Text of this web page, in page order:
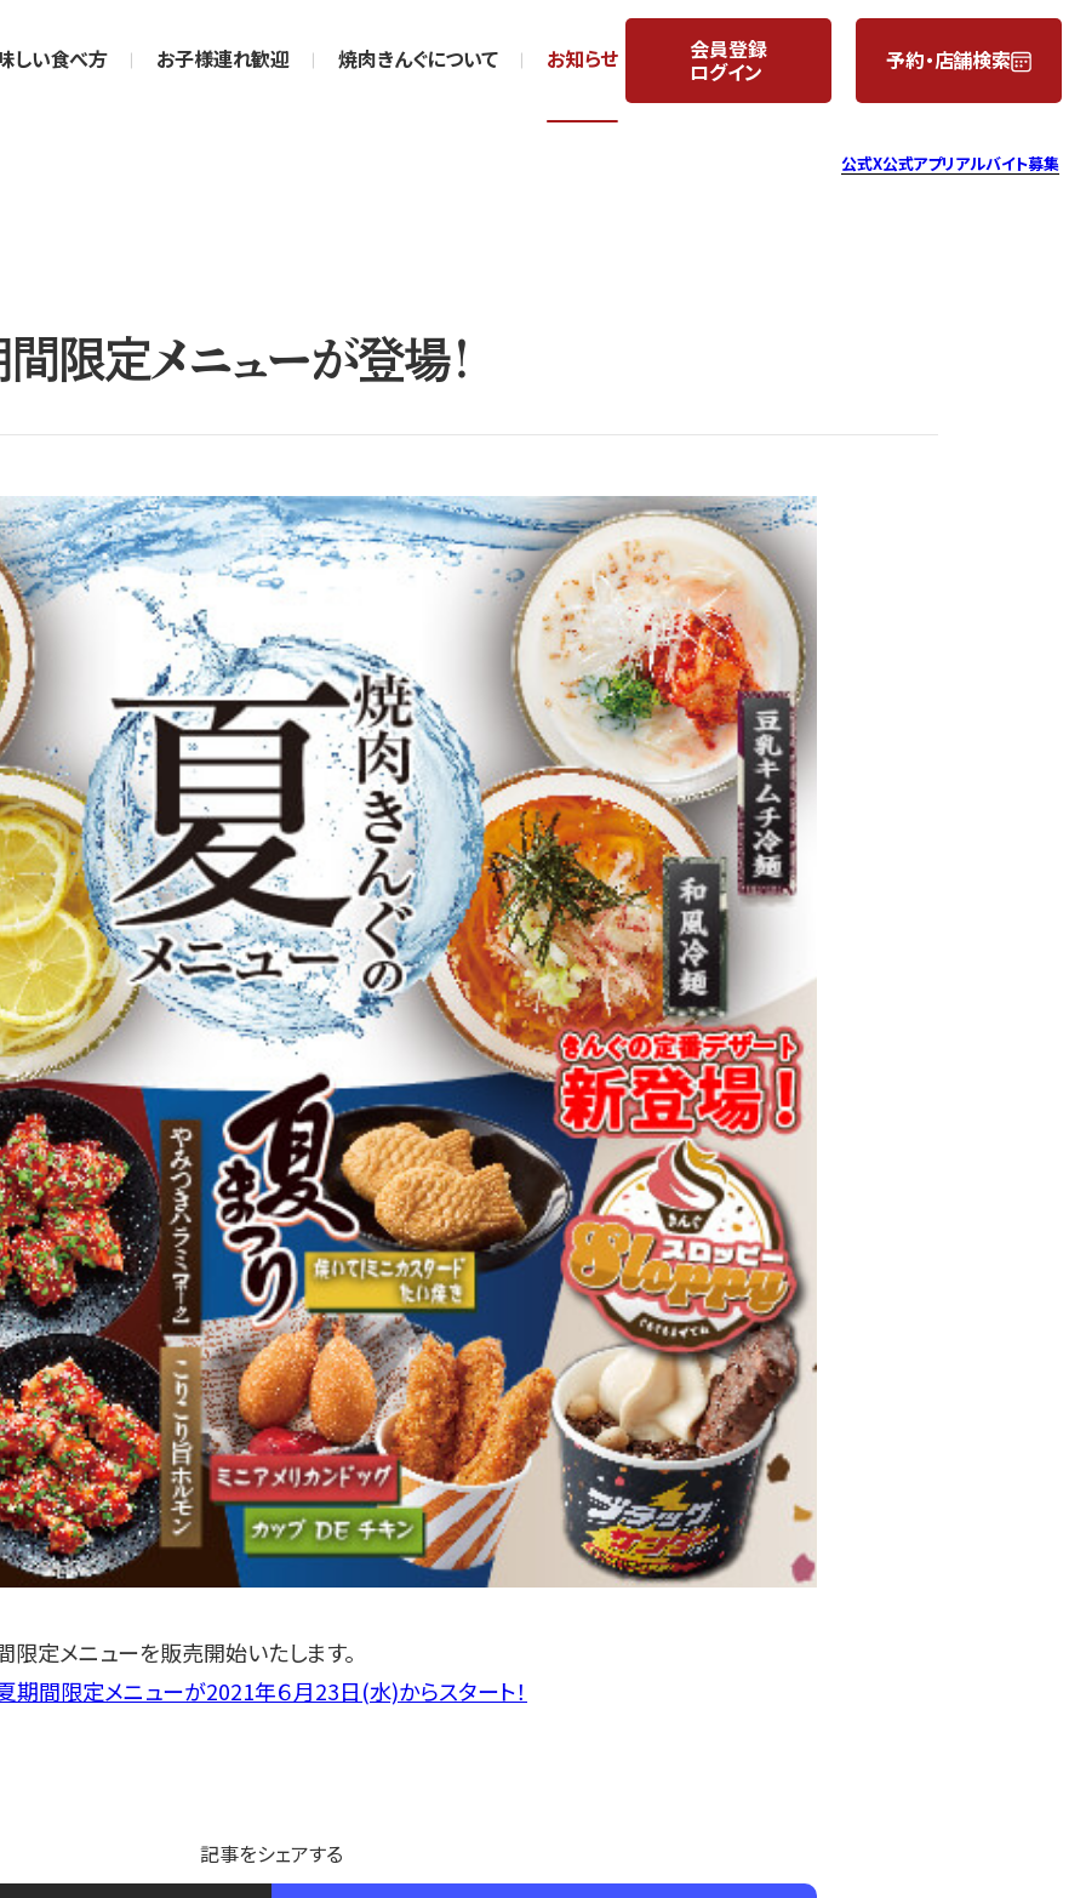
会員登録
ログイン 予約・店舗検索
しい食べ方 お子様連れ歓迎 焼肉きんぐについて お知らせ
公式X公式アプリアルバイト募集
限定メニューが登場！
定メニューを販売開始いたします。
夏期間限定メニューが2021年６月23日(水)からスタート！
記事をシェアする